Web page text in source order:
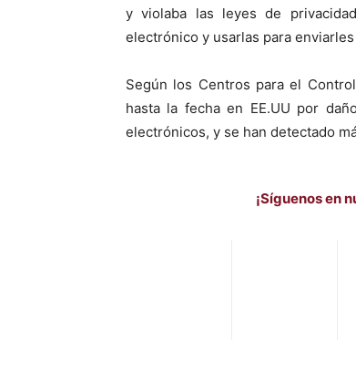
y violaba las leyes de
electrónico y usarlas para
Según los Centros para el
hasta la fecha en EE.UU por
electrónicos, y se han detectado
¡Síguenos en